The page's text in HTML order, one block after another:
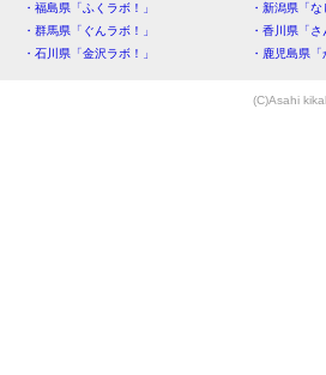
・福島県「ふくラボ！」
・新潟県「
・群馬県「ぐんラボ！」
・香川県「
・石川県「金沢ラボ！」
・鹿児島県
(C)Asahi